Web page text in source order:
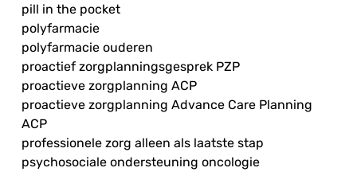
pill in the pocket
polyfarmacie
polyfarmacie ouderen
proactief zorgplanningsgesprek PZP
proactieve zorgplanning ACP
proactieve zorgplanning Advance Care Planning
ACP
professionele zorg alleen als laatste stap
psychosociale ondersteuning oncologie